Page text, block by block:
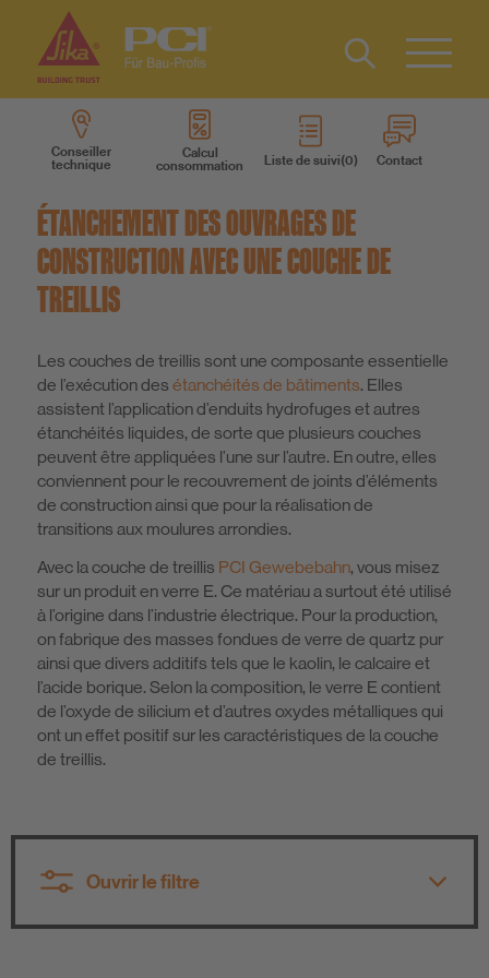
Produits
Systèmes des produits
Services
Connaissances
A propos de nous
Type 2 or
more
characters
Conseiller
technique
Calcul
consommation
Liste de suivi Contact
Contact
DE
IT
ÉTANCHEMENT DES OUVRAGES DE
CONSTRUCTION AVEC UNE COUCHE DE
TREILLIS
Les couches de treillis sont une composante essentielle
de l’exécution des étanchéités de bâtiments. Elles
assistent l’application d’enduits hydrofuges et autres
étanchéités liquides, de sorte que plusieurs couches
peuvent être appliquées l’une sur l’autre. En outre, elles
conviennent pour le recouvrement de joints d’éléments
de construction ainsi que pour la réalisation de
transitions aux moulures arrondies.
Avec la couche de treillis PCI Gewebebahn, vous misez
sur un produit en verre E. Ce matériau a surtout été utilisé
à l’origine dans l’industrie électrique. Pour la production,
on fabrique des masses fondues de verre de quartz pur
ainsi que divers additifs tels que le kaolin, le calcaire et
l’acide borique. Selon la composition, le verre E contient
de l’oxyde de silicium et d’autres oxydes métalliques qui
ont un effet positif sur les caractéristiques de la couche
de treillis.
Ouvrir le filtre